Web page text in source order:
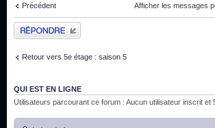
Précédent Afficher les messages
Publier une réponse
Retour vers 5e étage : saison 5
QUI EST EN LIGNE
Utilisateurs parcourant ce forum : Aucun utilisateur inscrit et